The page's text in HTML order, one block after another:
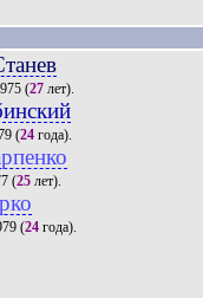
(27лет).
(24года).
(25лет).
(24года).